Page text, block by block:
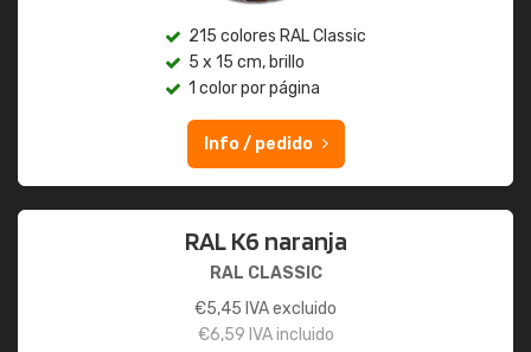
215 colores RAL Classic
5 x 15 cm, brillo
1 color por página
Info / pedido
RAL K6 naranja
RAL CLASSIC
€5,45 IVA excluido
€6,59 IVA incluido